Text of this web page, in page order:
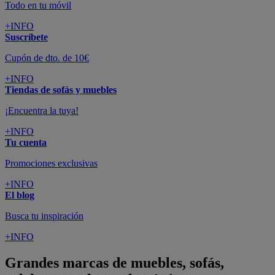
Todo en tu móvil
+INFO
Suscríbete
Cupón de dto. de 10€
+INFO
Tiendas de sofás y muebles
¡Encuentra la tuya!
+INFO
Tu cuenta
Promociones exclusivas
+INFO
El blog
Busca tu inspiración
+INFO
Grandes marcas de muebles, sofás,